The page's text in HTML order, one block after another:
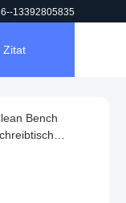
13392805835
Zitat
Bench